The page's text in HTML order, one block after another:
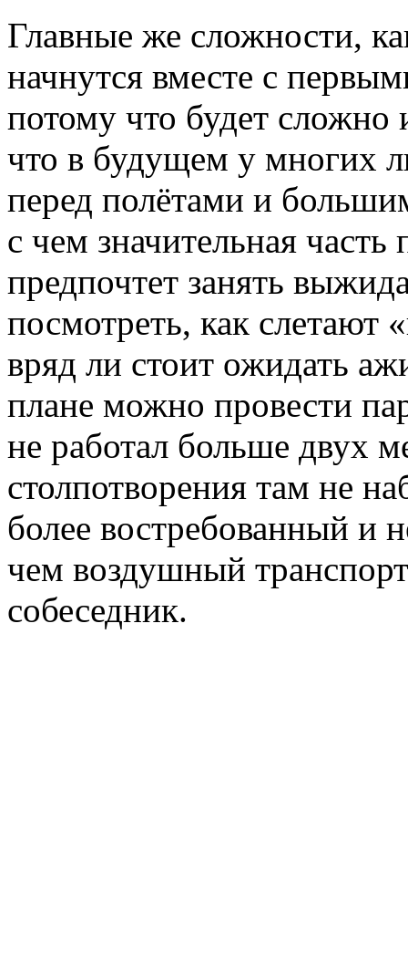
Главные же сложности,
начнутся вместе с
потому что будет сложно
что в будущем у многих
перед полётами и
с чем значительная
предпочтет занять
посмотреть, как
вряд ли стоит ожидать
плане можно провести
не работал больше двух
столпотворения там не
более востребованный и
чем воздушный
собеседник.